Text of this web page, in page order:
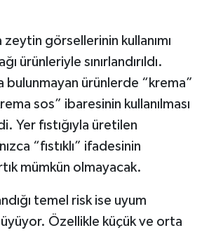
görsellerinin kullanımı
ürünleriyle sınırlandırıldı.
bulunmayan ürünlerde “krema”
sos” ibaresinin kullanılması
Yer fıstığıyla üretilen
“fıstıklı” ifadesinin
mümkün olmayacak.
temel risk ise uyum
Özellikle küçük ve orta